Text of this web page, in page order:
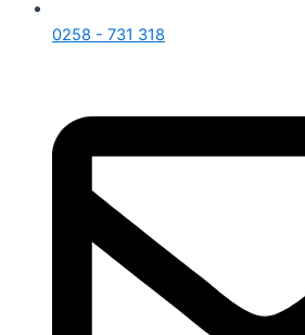
0258 - 731 318